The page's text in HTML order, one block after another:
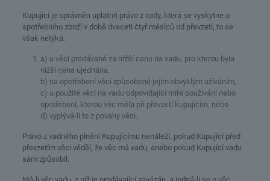
Kupující je oprávněn uplatnit právo z vady, která se vyskytne u
spotřebního zboží v době dvaceti čtyř měsíců od převzetí, to se
však netýká:
a) u věci prodávané za nižší cenu na vadu, pro kterou byla
nižší cena ujednána,
b) na opotřebení věci způsobené jejím obvyklým užíváním,
c) u použité věci na vadu odpovídající míře používání nebo
opotřebení, kterou věc měla při převzetí kupujícím, nebo
d) vyplývá-li to z povahy věci.
Právo z vadného plnění Kupujícímu nenáleží, pokud Kupující před
převzetím věci věděl, že věc má vadu, anebo pokud Kupující vadu
sám způsobil.